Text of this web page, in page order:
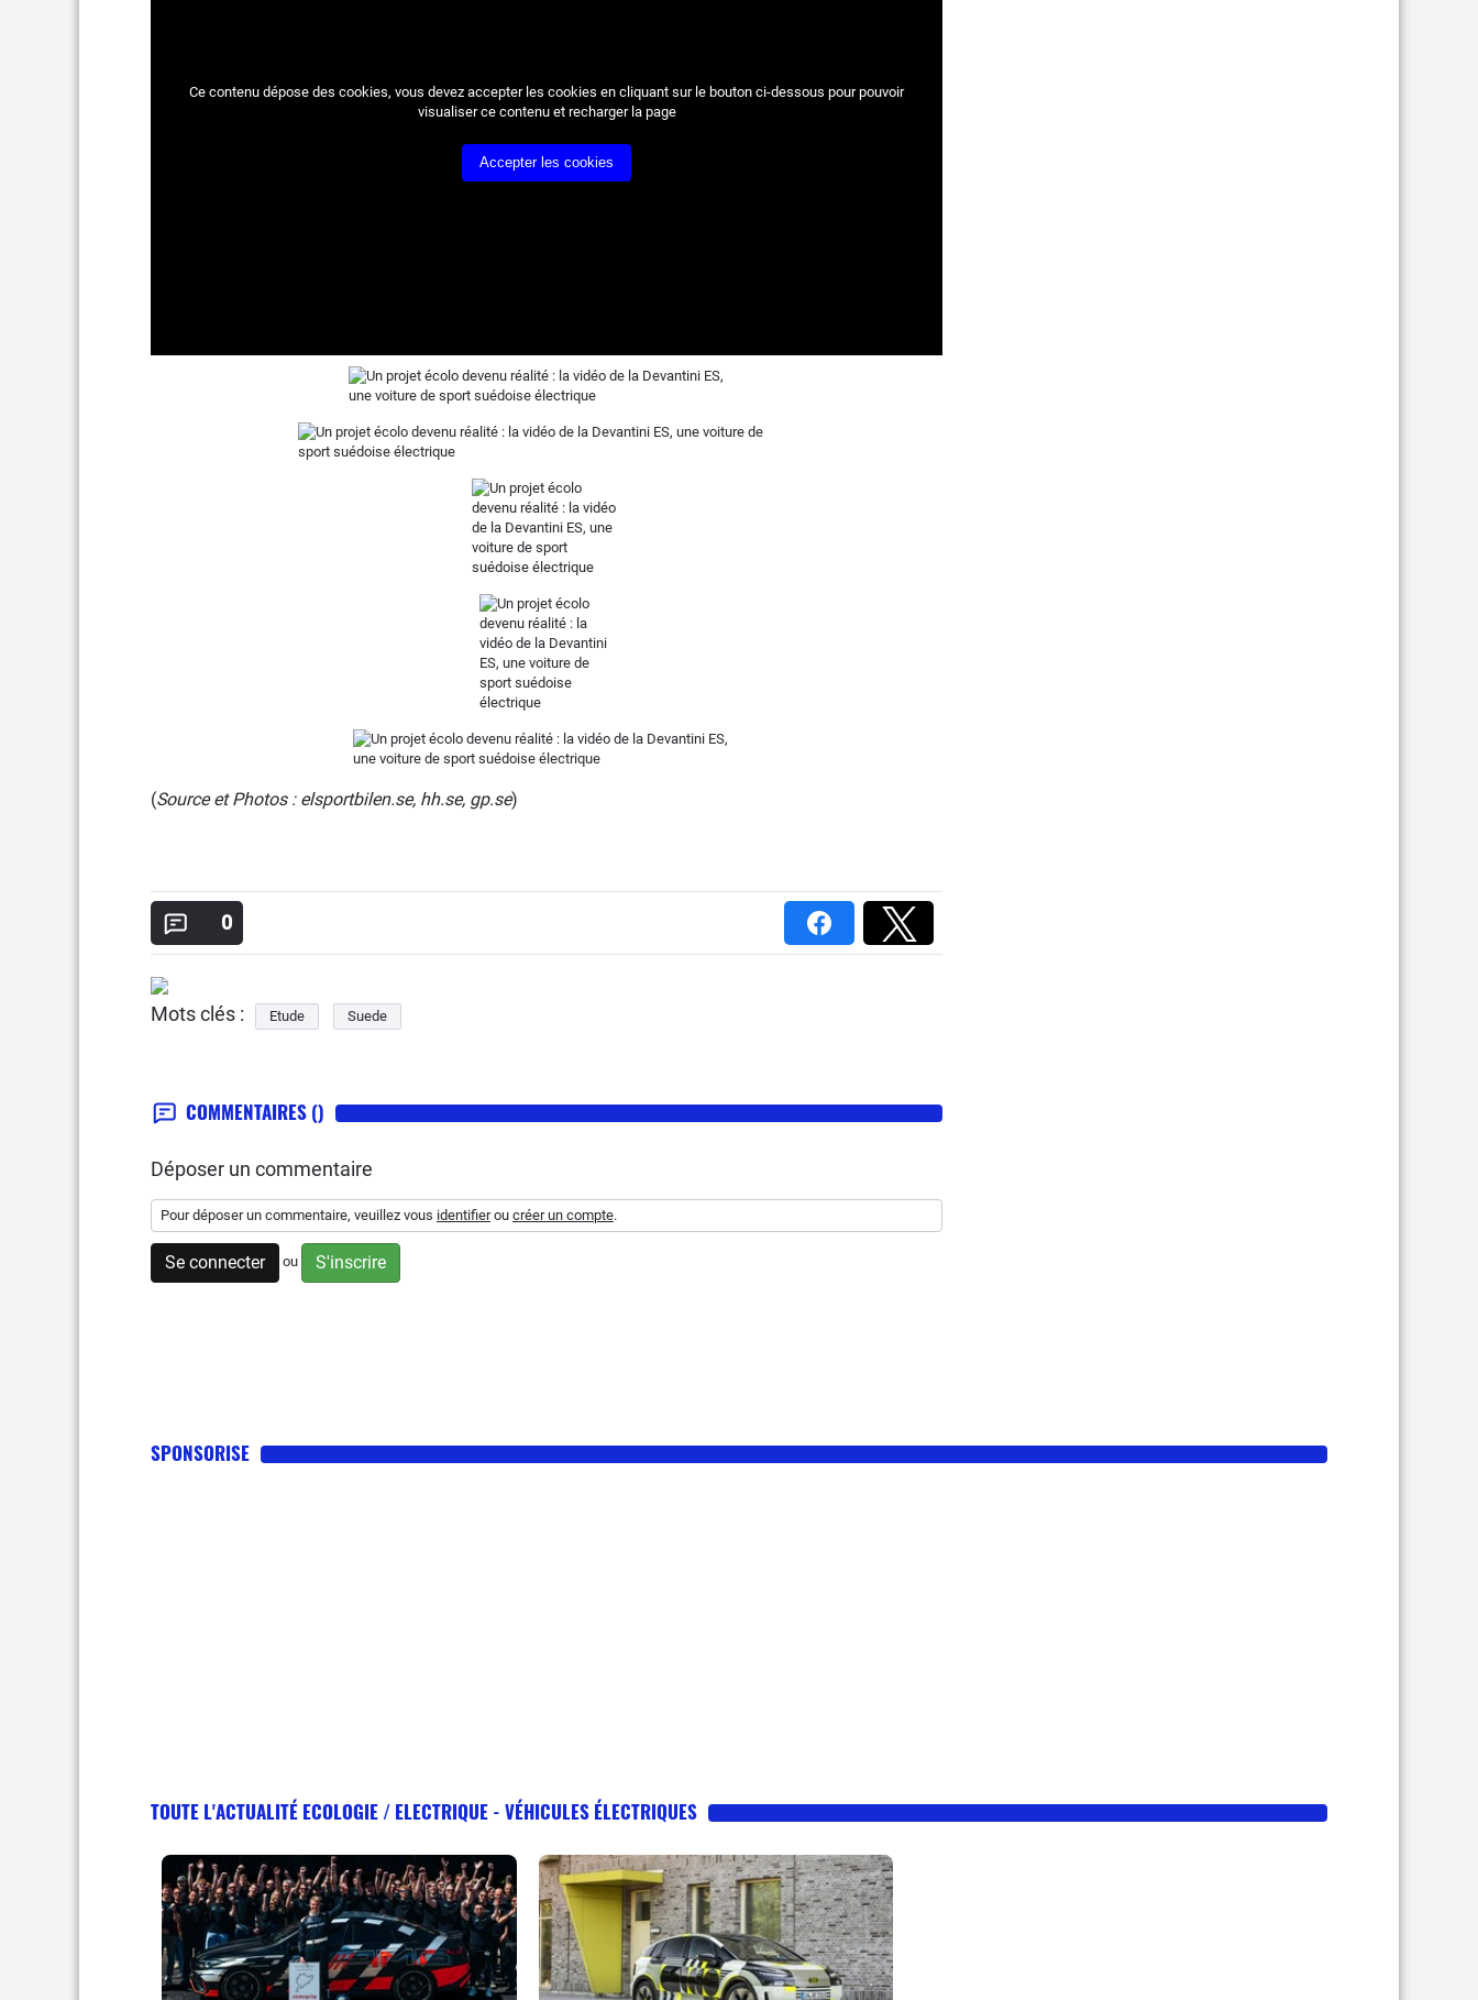
Ce contenu dépose des cookies, vous devez accepter les cookies en cliquant sur le bouton ci-dessous pour pouvoir
visualiser ce contenu et recharger la page
Accepter les cookies
(Source et Photos : elsportbilen.se, hh.se, gp.se)
0
Mots clés : Etude Suede
COMMENTAIRES ()
Déposer un commentaire
Pour déposer un commentaire, veuillez vous identifierou créer un compte.
Se connecter ou S'inscrire
SPONSORISE
TOUTE L'ACTUALITÉ ECOLOGIE / ELECTRIQUE - VÉHICULES ÉLECTRIQUES